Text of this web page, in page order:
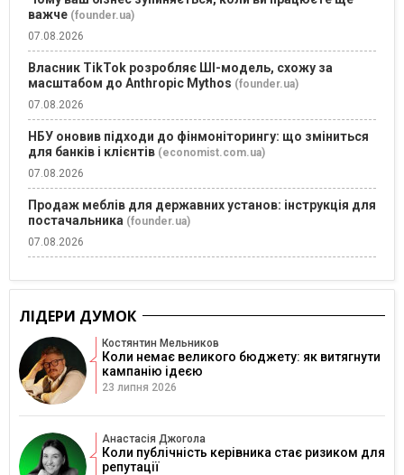
важче (founder.ua)
07.08.2026
Власник TikTok розробляє ШІ-модель, схожу за
масштабом до Anthropic Mythos (founder.ua)
07.08.2026
НБУ оновив підходи до фінмоніторингу: що зміниться
для банків і клієнтів (economist.com.ua)
07.08.2026
Продаж меблів для державних установ: інструкція для
постачальника (founder.ua)
07.08.2026
ЛІДЕРИ ДУМОК
Костянтин Мельников
Коли немає великого бюджету: як витягнути
кампанію ідеєю
23 липня 2026
Анастасія Джогола
Коли публічність керівника стає ризиком для
репутації